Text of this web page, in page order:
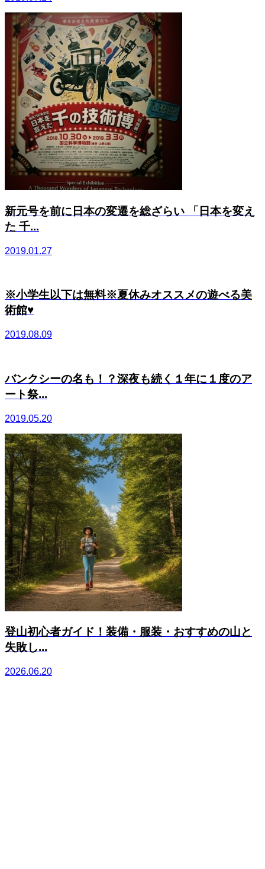
新元号を前に日本の変遷を総ざらい 「日本を変え
た 千...
2019.01.27
※小学生以下は無料※夏休みオススメの遊べる美
術館♥
2019.08.09
バンクシーの名も！？深夜も続く１年に１度のア
ート祭...
2019.05.20
登山初心者ガイド！装備・服装・おすすめの山と
失敗し...
2026.06.20